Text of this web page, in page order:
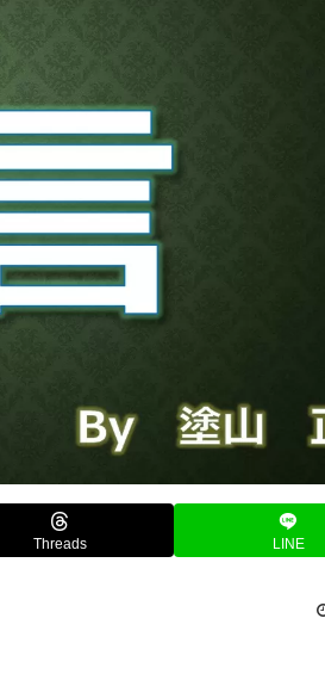
Threads LINE